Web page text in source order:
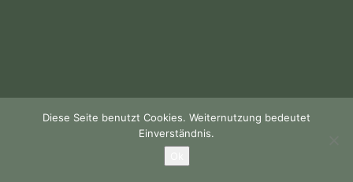
Diese Seite benutzt Cookies. Weiternutzung bedeutet
Einverständnis.